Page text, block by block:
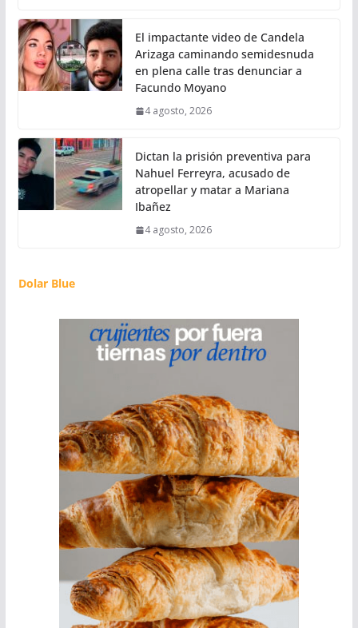
El impactante video de Candela
Arizaga caminando semidesnuda
en plena calle tras denunciar a
Facundo Moyano
4 agosto, 2026
Dictan la prisión preventiva para
Nahuel Ferreyra, acusado de
atropellar y matar a Mariana
Ibañez
4 agosto, 2026
Dolar Blue